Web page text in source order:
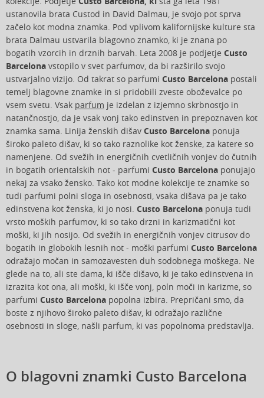
ustanovila brata Custod in David Dalmau, je svojo pot sprva
začelo kot modna znamka. Pod vplivom kalifornijske kulture sta
brata Dalmau ustvarila blagovno znamko, ki je znana po
bogatih vzorcih in drznih barvah. Leta 2008 je podjetje Custo
Barcelona vstopilo v svet parfumov, da bi razširilo svojo
ustvarjalno vizijo. Od takrat so parfumi Custo Barcelona postali
temelj blagovne znamke in si pridobili zveste oboževalce po
vsem svetu. Vsak parfum je izdelan z izjemno skrbnostjo in
natančnostjo, da je vsak vonj tako edinstven in prepoznaven kot
znamka sama. Linija ženskih dišav Custo Barcelona ponuja
široko paleto dišav, ki so tako raznolike kot ženske, za katere so
namenjene. Od svežih in energičnih cvetličnih vonjev do čutnih
in bogatih orientalskih not - parfumi Custo Barcelona ponujajo
nekaj za vsako žensko. Tako kot modne kolekcije te znamke so
tudi parfumi polni sloga in osebnosti, vsaka dišava pa je tako
edinstvena kot ženska, ki jo nosi. Custo Barcelona ponuja tudi
vrsto moških parfumov, ki so tako drzni in karizmatični kot
moški, ki jih nosijo. Od svežih in energičnih vonjev citrusov do
bogatih in globokih lesnih not - moški parfumi Custo Barcelona
odražajo močan in samozavesten duh sodobnega moškega. Ne
glede na to, ali ste dama, ki išče dišavo, ki je tako edinstvena in
izrazita kot ona, ali moški, ki išče vonj, poln moči in karizme, so
parfumi Custo Barcelona popolna izbira. Prepričani smo, da
boste z njihovo široko paleto dišav, ki odražajo različne
osebnosti in sloge, našli parfum, ki vas popolnoma predstavlja.
O blagovni znamki Custo Barcelona